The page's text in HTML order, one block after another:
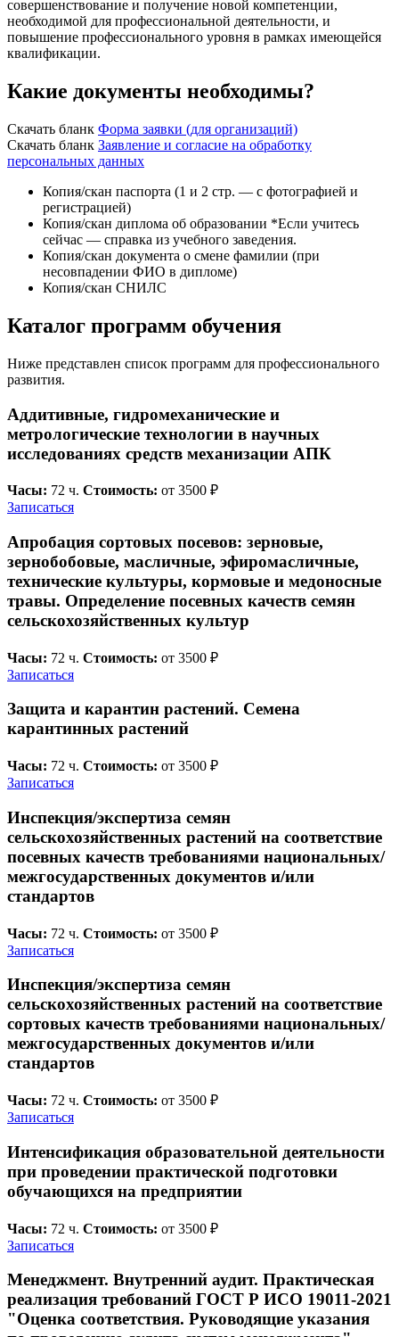
совершенствование и получение новой компетенции,
необходимой для профессиональной деятельности, и
повышение профессионального уровня в рамках имеющейся
квалификации.
Какие документы необходимы?
Скачать бланк Форма заявки (для организаций)
Скачать бланк Заявление и согласие на обработку
персональных данных
Копия/скан паспорта (1 и 2 стр. — с фотографией и
регистрацией)
Копия/скан диплома об образовании *Если учитесь
сейчас — справка из учебного заведения.
Копия/скан документа о смене фамилии (при
несовпадении ФИО в дипломе)
Копия/скан СНИЛС
Каталог программ обучения
Ниже представлен список программ для профессионального
развития.
Аддитивные, гидромеханические и
метрологические технологии в научных
исследованиях средств механизации АПК
Часы: 72 ч. Стоимость: от 3500 ₽
Записаться
Апробация сортовых посевов: зерновые,
зернобобовые, масличные, эфиромасличные,
технические культуры, кормовые и медоносные
травы. Определение посевных качеств семян
сельскохозяйственных культур
Часы: 72 ч. Стоимость: от 3500 ₽
Записаться
Защита и карантин растений. Семена
карантинных растений
Часы: 72 ч. Стоимость: от 3500 ₽
Записаться
Инспекция/экспертиза семян
сельскохозяйственных растений на соответствие
посевных качеств требованиями национальных/
межгосударственных документов и/или
стандартов
Часы: 72 ч. Стоимость: от 3500 ₽
Записаться
Инспекция/экспертиза семян
сельскохозяйственных растений на соответствие
сортовых качеств требованиями национальных/
межгосударственных документов и/или
стандартов
Часы: 72 ч. Стоимость: от 3500 ₽
Записаться
Интенсификация образовательной деятельности
при проведении практической подготовки
обучающихся на предприятии
Часы: 72 ч. Стоимость: от 3500 ₽
Записаться
Менеджмент. Внутренний аудит. Практическая
реализация требований ГОСТ Р ИСО 19011-2021
"Оценка соответствия. Руководящие указания